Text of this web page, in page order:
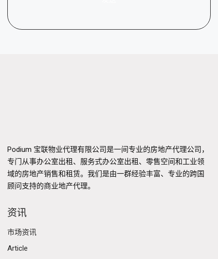
Podium 宝联物业代理有限公司是一间专业的房地产代理公司，
专门从事办公室出租、服务式办公室出租、零售空间和工业领
域的房地产销售和租赁。我们是由一群经验丰富、专业的跨国
顾问支持的商业地产代理。
资讯
市场资讯
Article